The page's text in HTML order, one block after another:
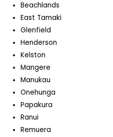
Beachlands
East Tamaki
Glenfield
Henderson
Kelston
Mangere
Manukau
Onehunga
Papakura
Ranui
Remuera